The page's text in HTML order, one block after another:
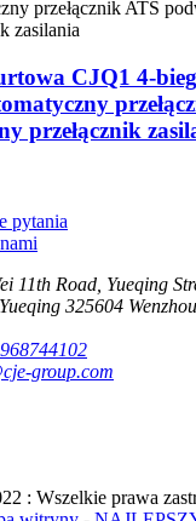
CJQ1 4-
przełącznik
pytania
11th Road, Yueqing
325604
group.com
: Wszelkie prawa